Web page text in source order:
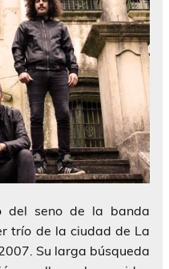
del seno de la banda
trío de la ciudad de La
Su larga búsqueda